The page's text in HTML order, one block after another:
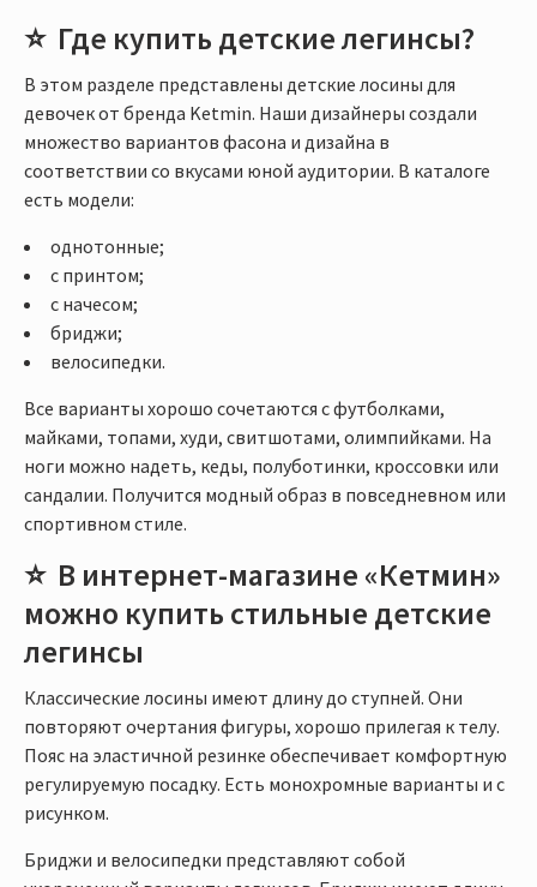
Где купить детские легинсы?
В этом разделе представлены детские лосины для
девочек от бренда Ketmin. Наши дизайнеры создали
множество вариантов фасона и дизайна в
соответствии со вкусами юной аудитории. В каталоге
есть модели:
однотонные;
с принтом;
с начесом;
бриджи;
велосипедки.
Все варианты хорошо сочетаются с футболками,
майками, топами, худи, свитшотами, олимпийками. На
ноги можно надеть, кеды, полуботинки, кроссовки или
сандалии. Получится модный образ в повседневном или
спортивном стиле.
В интернет-магазине «Кетмин»
можно купить стильные детские
легинсы
Классические лосины имеют длину до ступней. Они
повторяют очертания фигуры, хорошо прилегая к телу.
Пояс на эластичной резинке обеспечивает комфортную
регулируемую посадку. Есть монохромные варианты и с
рисунком.
Бриджи и велосипедки представляют собой